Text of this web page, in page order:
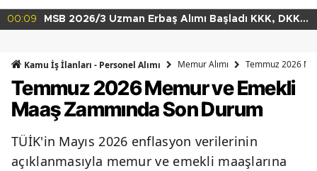
MSB 2026/3 Uzman Erbaş Alımı Başladı KKK, DKK
00:02
Kamu İş İlanları - Personel Alımı Memur Alımı Temmuz 2026
Temmuz 2026 Memur ve Emekli
Maaş Zammında Son Durum
TÜİK'in Mayıs 2026 enflasyon verilerinin
açıklanmasıyla memur ve emekli maaşlarına